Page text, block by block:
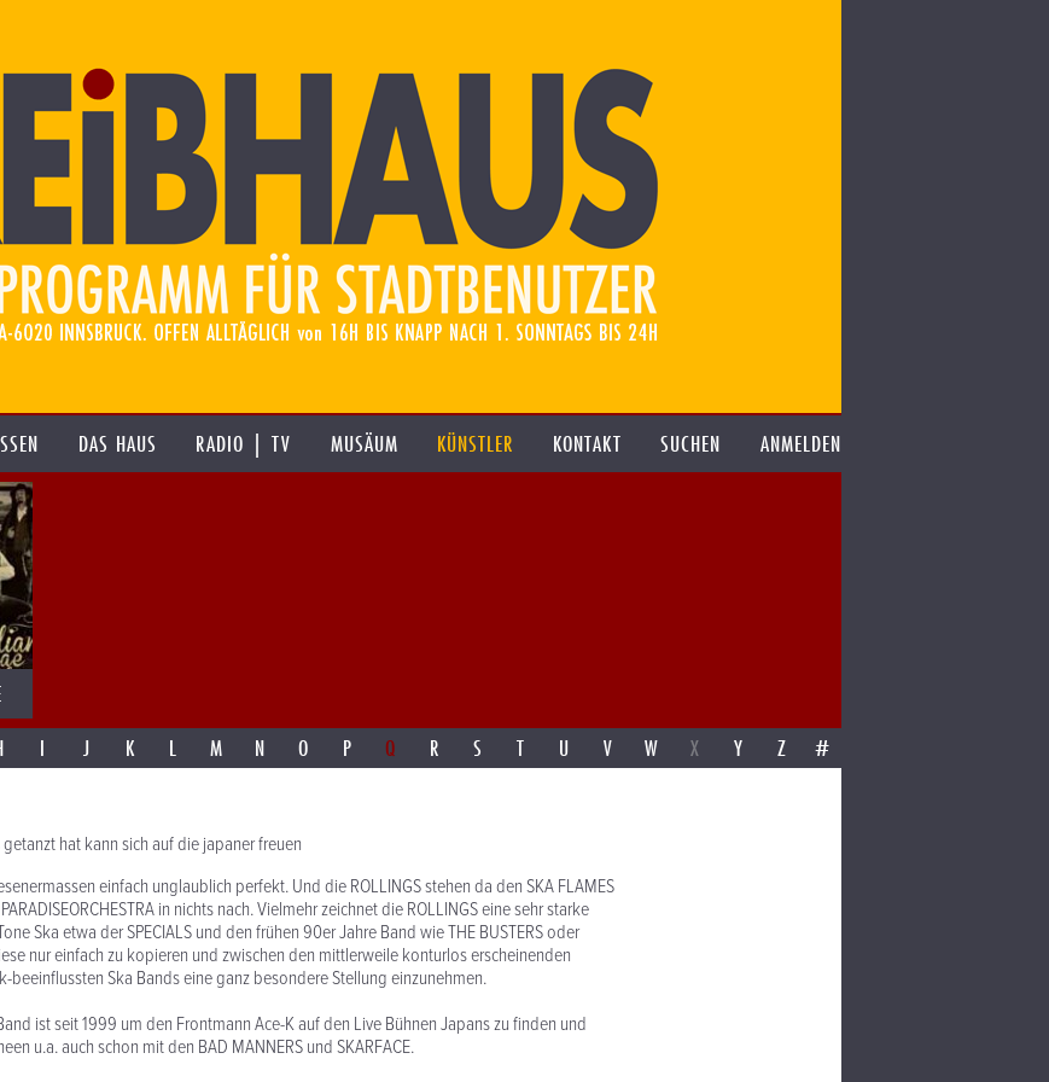
DAS HAUS RADIO | TV MUSÄUM KÜNSTLER KONTAKT SUCHEN ANMELDEN
I J K L M N O P Q R S T U V W X Y Z #
hat kann sich auf die japaner freuen
einfach unglaublich perfekt. Und die ROLLINGS stehen da den SKA FLAMES
in nichts nach. Vielmehr zeichnet die ROLLINGS eine sehr starke
Ska etwa der SPECIALS und den frühen 90er Jahre Band wie THE BUSTERS oder
nur einfach zu kopieren und zwischen den mittlerweile konturlos erscheinenden
Ska Bands eine ganz besondere Stellung einzunehmen.
ist seit 1999 um den Frontmann Ace-K auf den Live Bühnen Japans zu finden und
u.a. auch schon mit den BAD MANNERS und SKARFACE.